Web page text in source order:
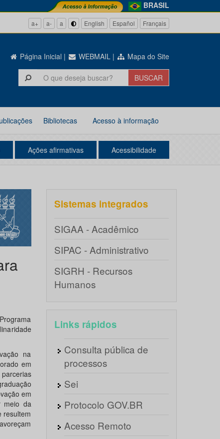
BRASIL
a+ a- a English Español Français
Página Inicial | WEBMAIL | Mapa do Site
Bibliotecas Acesso à informação
Ações afirmativas Acessibilidade
na
em
em
meio da
resultem
Sistemas integrados
SIGAA - Acadêmico
SIPAC - Administrativo
SIGRH - Recursos
Humanos
Links rápidos
Consulta pública de
processos
Sei
Protocolo GOV.BR
Acesso Remoto